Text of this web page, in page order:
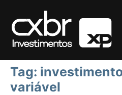
Tag:
variável